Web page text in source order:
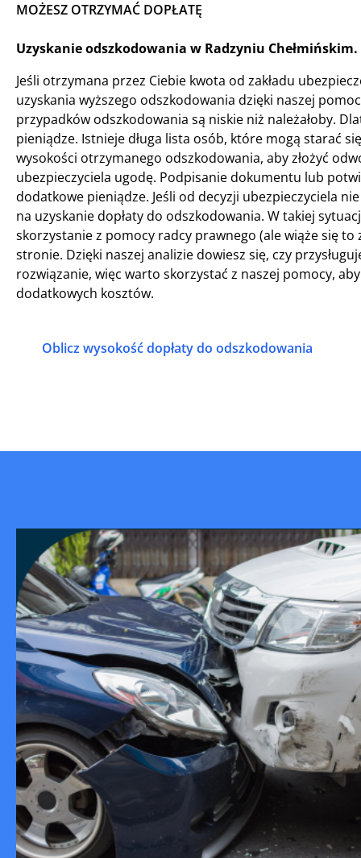
MOŻESZ OTRZYMAĆ DOPŁATĘ
Uzyskanie odszkodowania w Radzyniu
Jeśli otrzymana przez Ciebie kwota od zakładu
uzyskania wyższego odszkodowania dzięki naszej
przypadków odszkodowania są niskie niż należałoby.
pieniądze. Istnieje długa lista osób, które mogą starać
wysokości otrzymanego odszkodowania, aby złożyć
ubezpieczyciela ugodę. Podpisanie dokumentu lub
dodatkowe pieniądze. Jeśli od decyzji ubezpieczyciela
na uzyskanie dopłaty do odszkodowania. W takiej
skorzystanie z pomocy radcy prawnego (ale wiąże się
stronie. Dzięki naszej analizie dowiesz się, czy
rozwiązanie, więc warto skorzystać z naszej pomocy,
dodatkowych kosztów.
Oblicz wysokość dopłaty do odszkodowania